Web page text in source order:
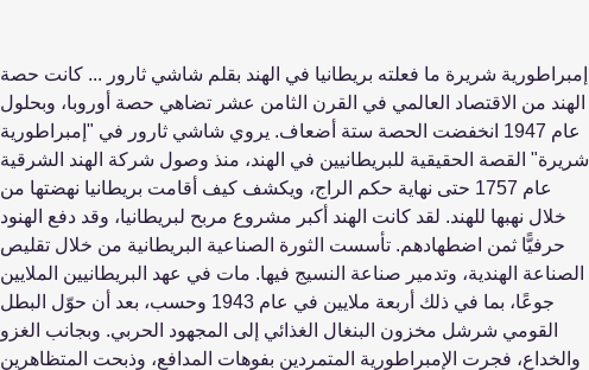
إمبراطورية شريرة ما فعلته بريطانيا في الهند بقلم شاشي ثارور ... كانت حصة
الهند من الاقتصاد العالمي في القرن الثامن عشر تضاهي حصة أوروبا، وبحلول
عام 1947 انخفضت الحصة ستة أضعاف. يروي شاشي ثارور في "إمبراطورية
شريرة" القصة الحقيقية للبريطانيين في الهند، منذ وصول شركة الهند الشرقية
عام 1757 حتى نهاية حكم الراج، ويكشف كيف أقامت بريطانيا نهضتها من
خلال نهبها للهند. لقد كانت الهند أكبر مشروع مربح لبريطانيا، وقد دفع الهنود
حرفيًّا ثمن اضطهادهم. تأسست الثورة الصناعية البريطانية من خلال تقليص
الصناعة الهندية، وتدمير صناعة النسيج فيها. مات في عهد البريطانيين الملايين
جوعًا، بما في ذلك أربعة ملايين في عام 1943 وحسب، بعد أن حوّل البطل
القومي شرشل مخزون البنغال الغذائي إلى المجهود الحربي. وبجانب الغزو
والخداع، فجرت الإمبراطورية المتمردين بفوهات المدافع، وذبحت المتظاهرين